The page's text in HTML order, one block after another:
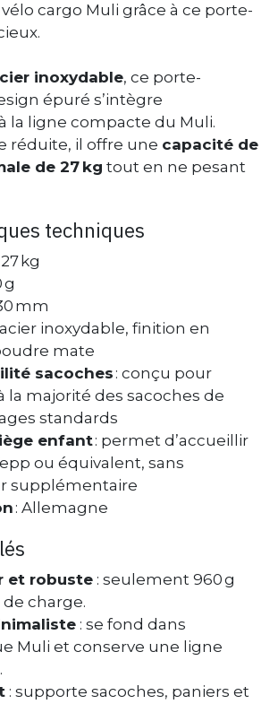
cargo Muli grâce à ce porte-
inoxydable, ce porte-
épuré s’intègre
la ligne compacte du Muli.
réduite, il offre une capacité de
de 27 kg tout en ne pesant
techniques
27 kg
g
mm
acier inoxydable, finition en
mate
sacoches : conçu pour
la majorité des sacoches de
standards
enfant: permet d’accueillir
ou équivalent, sans
supplémentaire
: Allemagne
et robuste : seulement 960 g
de charge.
: se fond dans
Muli et conserve une ligne
: supporte sacoches, paniers et